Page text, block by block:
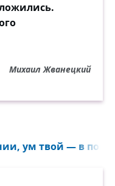
Михаил Жванецкий
ум твой — в